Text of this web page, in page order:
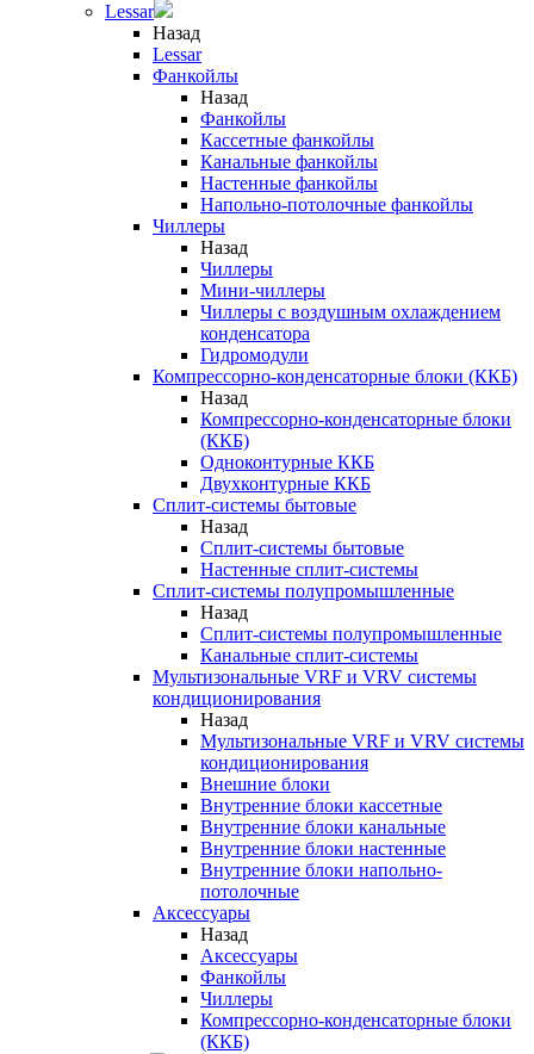
Lessar
Назад
Lessar
Фанкойлы
Назад
Фанкойлы
Кассетные фанкойлы
Канальные фанкойлы
Настенные фанкойлы
Напольно-потолочные фанкойлы
Чиллеры
Назад
Чиллеры
Мини-чиллеры
Чиллеры с воздушным охлаждением
конденсатора
Гидромодули
Компрессорно-конденсаторные блоки (ККБ)
Назад
Компрессорно-конденсаторные блоки
(ККБ)
Одноконтурные ККБ
Двухконтурные ККБ
Сплит-системы бытовые
Назад
Сплит-системы бытовые
Настенные сплит-системы
Сплит-системы полупромышленные
Назад
Сплит-системы полупромышленные
Канальные сплит-системы
Мультизональные VRF и VRV системы
кондиционирования
Назад
Мультизональные VRF и VRV системы
кондиционирования
Внешние блоки
Внутренние блоки кассетные
Внутренние блоки канальные
Внутренние блоки настенные
Внутренние блоки напольно-
потолочные
Аксессуары
Назад
Аксессуары
Фанкойлы
Чиллеры
Компрессорно-конденсаторные блоки
(ККБ)